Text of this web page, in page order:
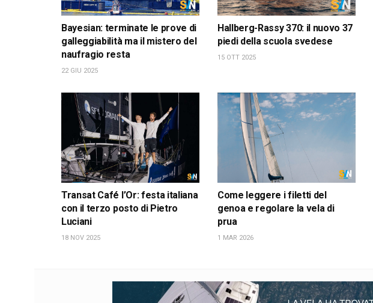
Bayesian: terminate le prove di
galleggiabilità ma il mistero del
naufragio resta
22 GIU 2025
Hallberg-Rassy 370: il nuovo 37
piedi della scuola svedese
15 OTT 2025
Transat Café l’Or: festa italiana
con il terzo posto di Pietro
Luciani
18 NOV 2025
Come leggere i filetti del
genoa e regolare la vela di
prua
1 MAR 2026